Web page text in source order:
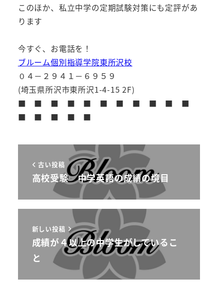
このほか、私立中学の定期試験対策にも定評があ
ります
今すぐ、お電話を！
ブルーム個別指導学院東所沢校
０４－２９４１－６９５９
(埼玉県所沢市東所沢1-4-15 2F)
■ ■ ■ ■ ■ ■ ■ ■ ■ ■ ■
■ ■ ■ ■ ■
古い投稿
高校受験 中学英語の成績の境目
新しい投稿
成績が４以上の中学生がしているこ
と